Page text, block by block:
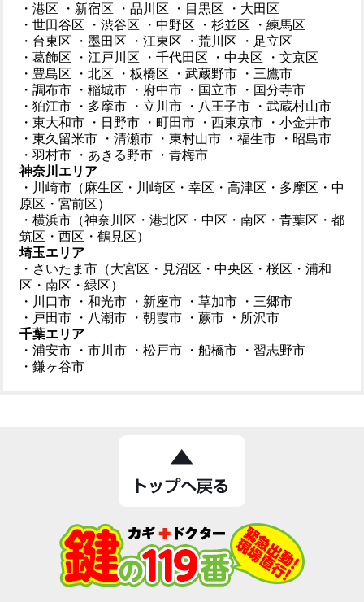
・港区
・新宿区 ・品川区 ・目黒区
・大田区
・世田谷区
・渋谷区 ・中野区 ・杉並区
・練馬区
・台東区
・墨田区 ・江東区 ・荒川区
・足立区
・葛飾区
・江戸川区 ・千代田区 ・中央区
・文京区
・豊島区
・北区 ・板橋区 ・武蔵野市
・三鷹市
・調布市
・稲城市 ・府中市 ・国立市
・国分寺市
・狛江市
・多摩市 ・立川市 ・八王子市
・武蔵村山市
・東大和市
・日野市 ・町田市 ・西東京市
・小金井市
・東久留米市
・清瀬市 ・東村山市 ・福生市
・昭島市
・羽村市
・あきる野市
・青梅市
神奈川エリア
・川崎市（麻生区・川崎区・幸区・高津区・多摩区・中
原区・宮前区）
・横浜市（神奈川区・港北区・中区・南区・青葉区・都
筑区・西区・鶴見区）
埼玉エリア
・さいたま市（大宮区・見沼区・中央区・桜区・浦和
区・南区・緑区）
・川口市
・和光市 ・新座市 ・草加市
・三郷市
・戸田市
・八潮市 ・朝霞市 ・蕨市
・所沢市
千葉エリア
・浦安市
・市川市 ・松戸市 ・船橋市
・習志野市
・鎌ヶ谷市